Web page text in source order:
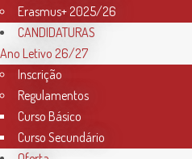
Erasmus+ 2025/26
CANDIDATURAS
Ano Letivo 26/27
Inscrição
Regulamentos
Curso Básico
Curso Secundário